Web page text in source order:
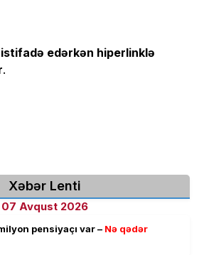
edərkən hiperlinklə
.
Xəbər Lenti
07 Avqust 2026
pensiyaçı var – Nə qədər